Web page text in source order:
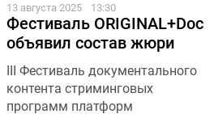
13 августа 2025 13:30
Фестиваль ORIGINAL+Doc
объявил состав жюри
III Фестиваль документального
контента стриминговых
программ платформ